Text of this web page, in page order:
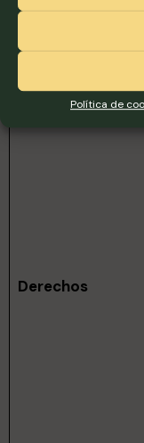
Política de
Derechos